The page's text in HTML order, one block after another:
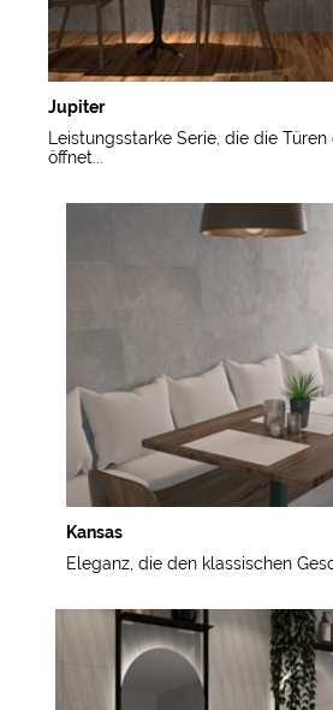
Jupiter
Leistungsstarke Serie, die die
öffnet...
Kansas
Eleganz, die den klassischen